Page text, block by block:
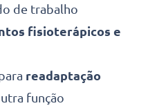
de trabalho
fisioterápicos e
readaptação
função